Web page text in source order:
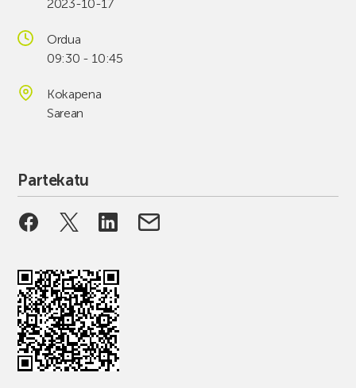
2023-10-17
Ordua
09:30 - 10:45
Kokapena
Sarean
Partekatu